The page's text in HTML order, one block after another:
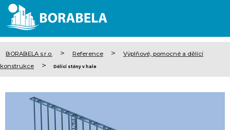
BORABELA s.r.o. > Reference >
Výplňové, pomocné a dělící
konstrukce
> Dělící stěny v hale